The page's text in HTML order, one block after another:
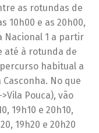
as rotundas de
10h00 e as 20h00,
Nacional 1 a partir
até à rotunda de
habitual a
No que
Pouca), vão
19h10 e 20h10,
19h20 e 20h20